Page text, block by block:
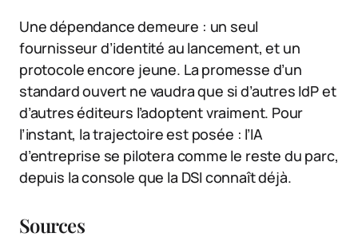
Une dépendance demeure : un seul
fournisseur d’identité au lancement, et un
protocole encore jeune. La promesse d’un
standard ouvert ne vaudra que si d’autres IdP et
d’autres éditeurs l’adoptent vraiment. Pour
l’instant, la trajectoire est posée : l’IA
d’entreprise se pilotera comme le reste du parc,
depuis la console que la DSI connaît déjà.
Sources